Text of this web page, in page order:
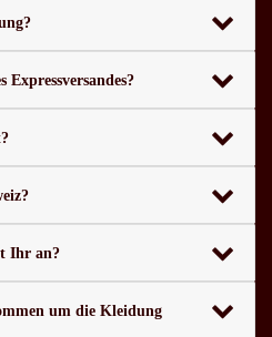
Ihr an?
um die Kleidung